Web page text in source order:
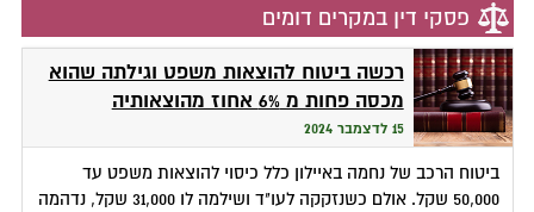
פסקי דין במקרים דומים
רכשה ביטוח להוצאות משפט וגילתה שהוא
מכסה פחות מ 6% אחוז מהוצאותיה
15 לדצמבר 2024
ביטוח הרכב של נחמה באיילון כלל כיסוי להוצאות משפט עד
50,000 שקל. אולם כשנזקקה לעו"ד ושילמה לו 31,000 שקל, נדהמה